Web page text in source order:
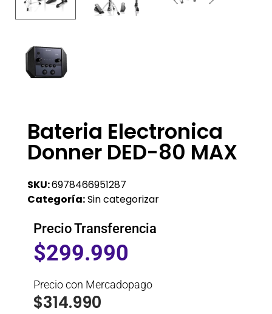
Bateria Electronica
Donner DED-80 MAX
SKU:6978466951287
Categoría:Sin categorizar
Precio Transferencia
$299.990
Precio con Mercadopago
$314.990